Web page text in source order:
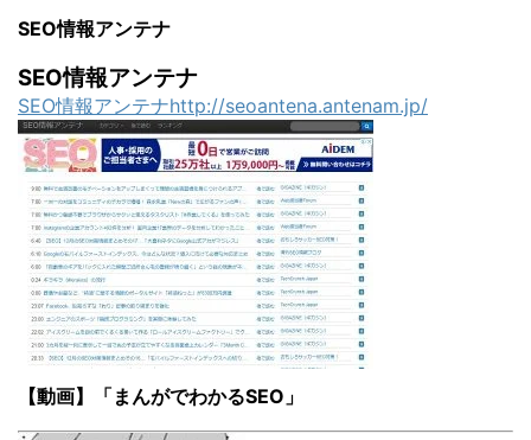
SEO情報アンテナ
SEO情報アンテナ
SEO情報アンテナhttp://seoantena.antenam.jp/
【動画】「まんがでわかるSEO」